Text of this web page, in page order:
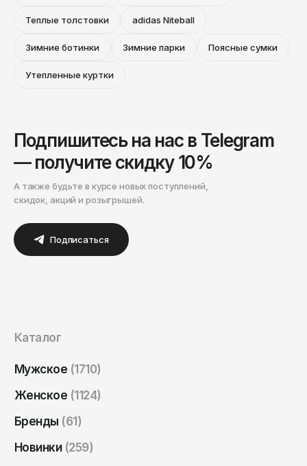
Теплые толстовки adidas Niteball
Зимние ботинки Зимние парки Поясные сумки
Утепленные куртки
Подпишитесь на нас в Telegram
— получите скидку 10%
А также будьте в курсе новых поступлений,
скидок, акций и розыгрышей.
Подписаться
Каталог
Мужское (1710)
Женское (1124)
Бренды (61)
Новинки (259)